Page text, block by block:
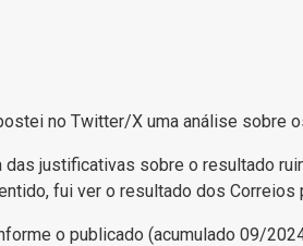
no Twitter/X uma análise sobre
justificativas sobre o resultado
fui ver o resultado dos Correios
o publicado (acumulado 09/